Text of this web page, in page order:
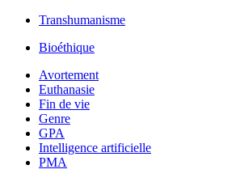
Transhumanisme
Bioéthique
Avortement
Euthanasie
Fin de vie
Genre
GPA
Intelligence artificielle
PMA